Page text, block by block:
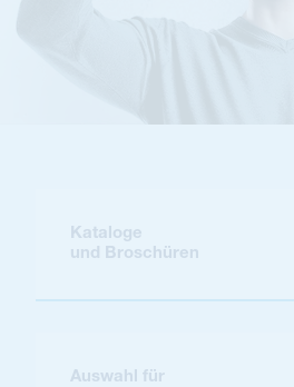
Kataloge
und Broschüren
Auswahl für